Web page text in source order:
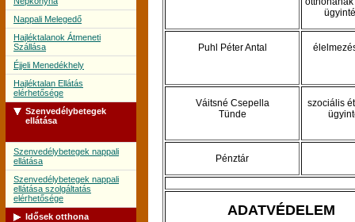
Nappali Melegedő
Hajléktalanok Átmeneti
Szállása
Éjjeli Menedékhely
Hajléktalan Ellátás
elérhetősége
Szenvedélybetegek
ellátása
Szenvedélybetegek nappali
ellátása
Szenvedélybetegek nappali
ellátása szolgáltatás
elérhetősége
Idősek otthona
Puhl Péter Antal
Váitsné Csepella
Tünde
szociális
Pénztár
ADATVÉDELEM